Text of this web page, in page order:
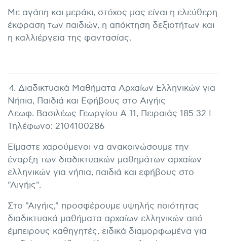
Με αγάπη και μεράκι, στόχος μας είναι η ελεύθερη
έκφραση των παιδιών, η απόκτηση δεξιοτήτων και
η καλλιέργεια της φαντασίας.
4. Διαδικτυακά Μαθήματα Αρχαίων Ελληνικών για
Νήπια, Παιδιά και Εφήβους στο Αιγήις
Λεωφ. Βασιλέως Γεωργίου Α 11, Πειραιάς 185 32 I
Τηλέφωνο: 2104100286
Είμαστε χαρούμενοι να ανακοινώσουμε την
έναρξη των διαδικτυακών μαθημάτων αρχαίων
ελληνικών για νήπια, παιδιά και εφήβους στο
"Αιγήις".
Στο "Αιγήις," προσφέρουμε υψηλής ποιότητας
διαδικτυακά μαθήματα αρχαίων ελληνικών από
έμπειρους καθηγητές, ειδικά διαμορφωμένα για